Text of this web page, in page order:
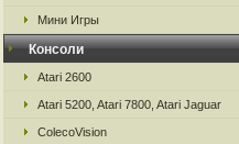
Мини Игры
Консоли
Atari 2600
Atari 5200, Atari 7800, Atari Jaguar
ColecoVision